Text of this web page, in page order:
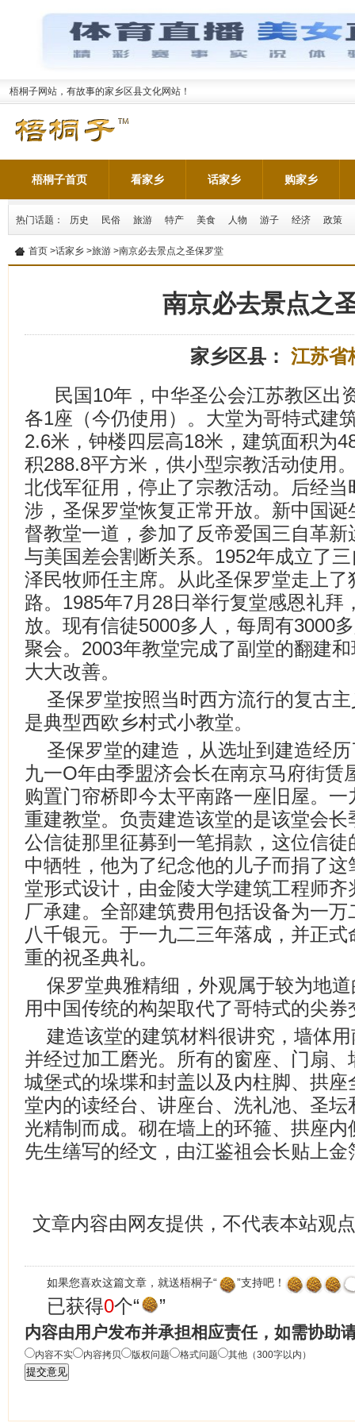
梧桐子网站，有故事的家乡区县文化网站！
梧桐子首页 看家乡 话家乡 购家乡
热门话题： 历史 民俗 旅游 特产 美食 人物 游子 经济 政策
首页 >话家乡 >旅游 >南京必去景点之圣保罗堂
南京必去景点之
家乡区县： 江苏省
民国10年，中华圣公会江苏教区出
各1座（今仍使用）。大堂为哥特式建
2.6米，钟楼四层高18米，建筑面积为
积288.8平方米，供小型宗教活动使用
北伐军征用，停止了宗教活动。后经
涉，圣保罗堂恢复正常开放。新中国
督教堂一道，参加了反帝爱国三自革
与美国差会割断关系。1952年成立了
泽民牧师任主席。从此圣保罗堂走上
路。1985年7月28日举行复堂感恩礼拜
放。现有信徒5000多人，每周有3000
聚会。2003年教堂完成了副堂的翻建
大大改善。
圣保罗堂按照当时西方流行的复古
是典型西欧乡村式小教堂。
圣保罗堂的建造，从选址到建造经
九一O年由季盟济会长在南京马府街赁
购置门帘桥即今太平南路一座旧屋。
重建教堂。负责建造该堂的是该堂会
公信徒那里征募到一笔捐款，这位信
中牺牲，他为了纪念他的儿子而捐了
堂形式设计，由金陵大学建筑工程师
厂承建。全部建筑费用包括设备为一
八千银元。于一九二三年落成，并正
重的祝圣典礼。
保罗堂典雅精细，外观属于较为地
用中国传统的构架取代了哥特式的尖券
建造该堂的建筑材料很讲究，墙体
并经过加工磨光。所有的窗座、门扇
城堡式的垛堞和封盖以及内柱脚、拱
堂内的读经台、讲座台、洗礼池、圣
光精制而成。砌在墙上的环箍、拱座
先生缮写的经文，由江鉴祖会长贴上金
文章内容由网友提供，不代表本站观点
如果您喜欢这篇文章，就送梧桐子“ ”支持吧！
已获得0个“ ”
内容由用户发布并承担相应责任，如需协助
内容不实 内容拷贝 版权问题 格式问题 其他（300字以内）